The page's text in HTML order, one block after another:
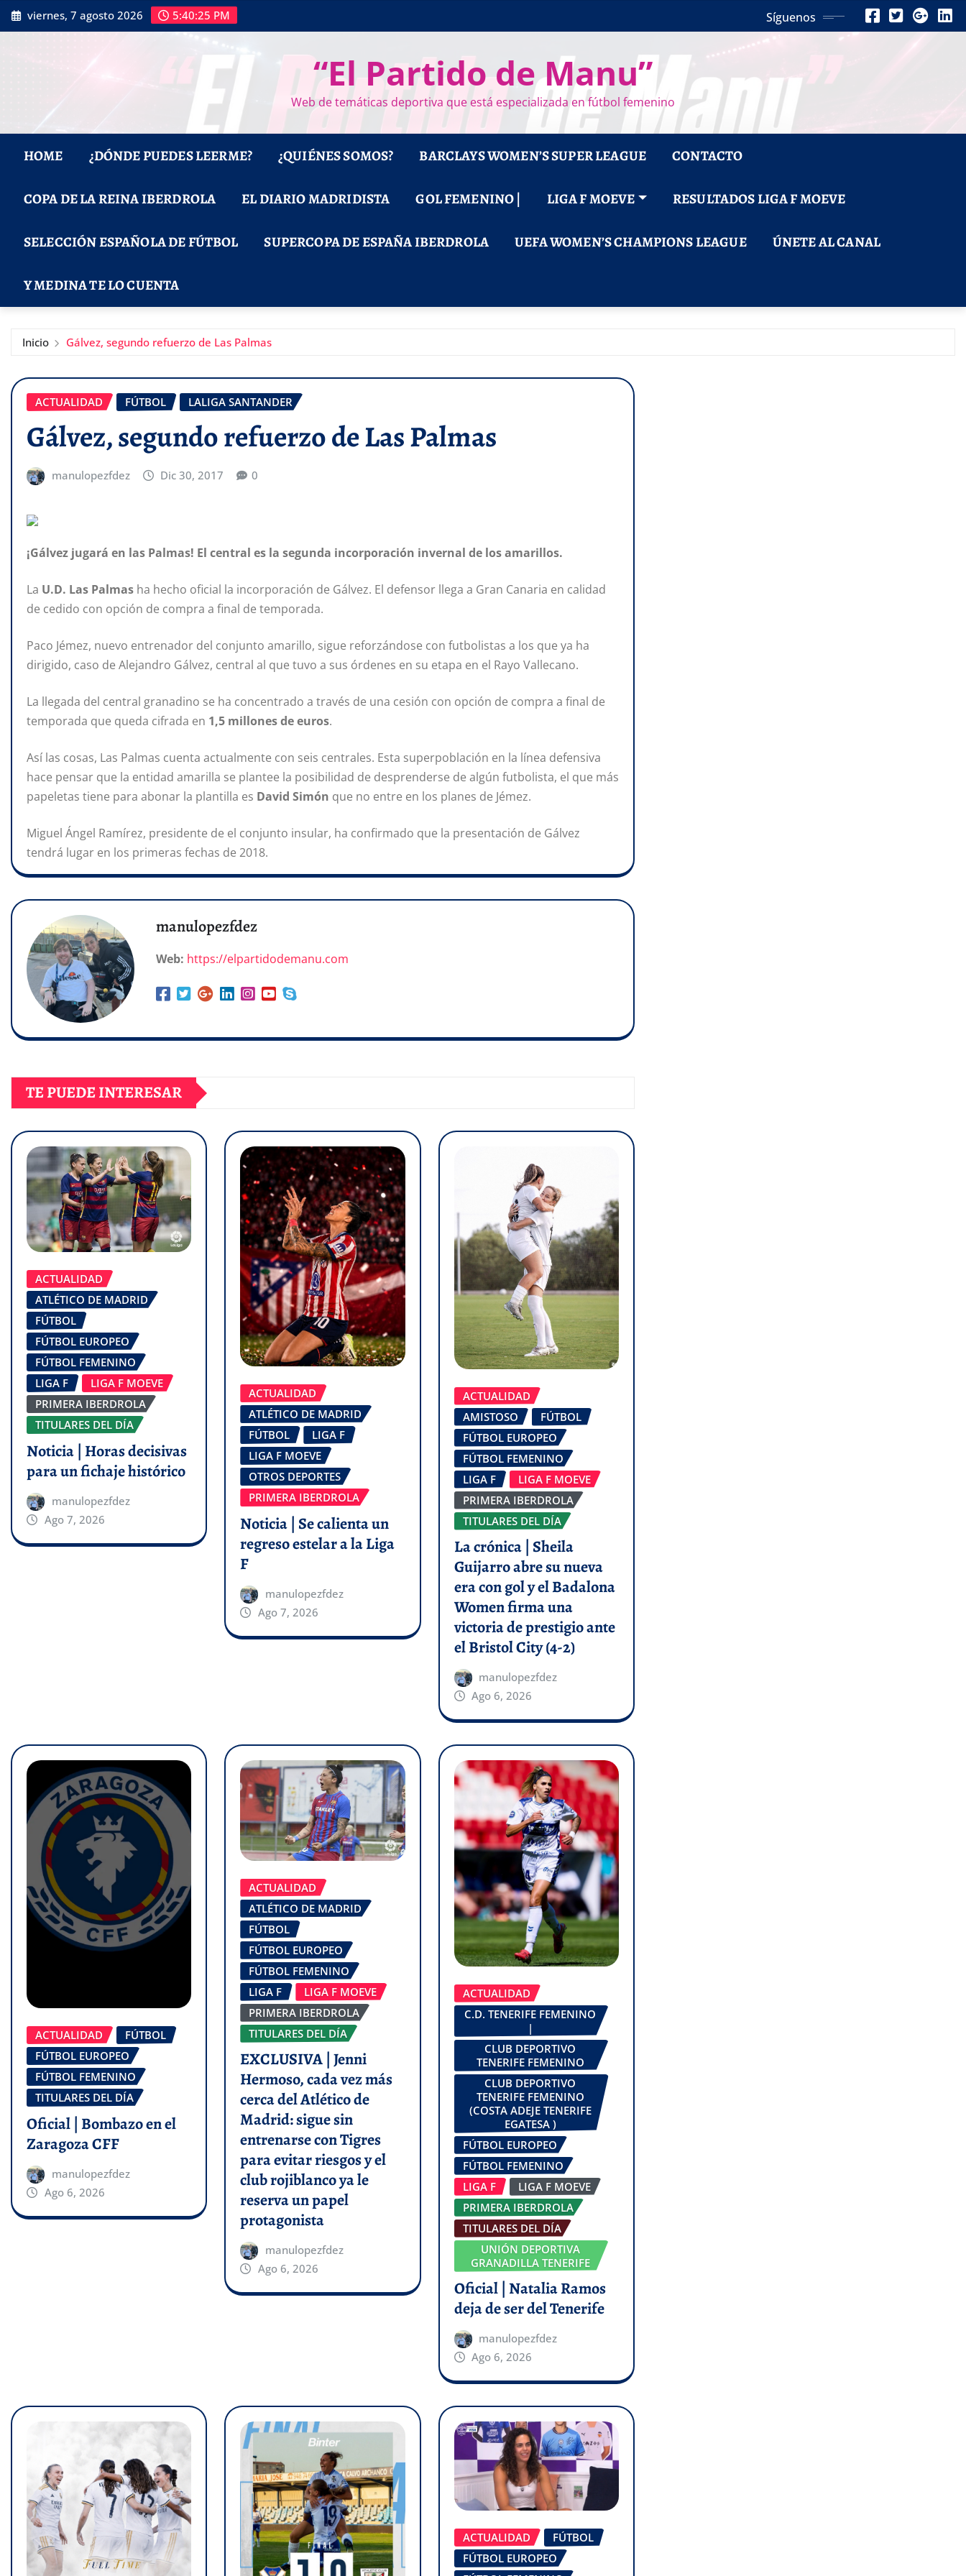
Saltar
al
viernes, 7 agosto 2026 5:40:26 PM Síguenos
“El Partido de Manu”
Web de temáticas deportiva que está especializada en fútbol femenino
HOME ¿DÓNDE PUEDES LEERME? ¿QUIÉNES SOMOS? BARCLAYS WOMEN’S SUPER LEAGUE CONTACTO
COPA DE LA REINA IBERDROLA EL DIARIO MADRIDISTA GOL FEMENINO | LIGA F MOEVE RESULTADOS LIGA F MOEVE
SELECCIÓN ESPAÑOLA DE FÚTBOL SUPERCOPA DE ESPAÑA IBERDROLA UEFA WOMEN’S CHAMPIONS LEAGUE ÚNETE AL CANAL
Y MEDINA TE LO CUENTA
Inicio Gálvez, segundo refuerzo de Las Palmas
ACTUALIDAD FÚTBOL LALIGA SANTANDER
Gálvez, segundo refuerzo de Las Palmas
manulopezfdez Dic 30, 2017 0
¡Gálvez jugará en las Palmas! El central es la segunda incorporación invernal de los amarillos.
La U.D. Las Palmas ha hecho oficial la incorporación de Gálvez. El defensor llega a Gran Canaria en calidad
de cedido con opción de compra a final de temporada.
Paco Jémez, nuevo entrenador del conjunto amarillo, sigue reforzándose con futbolistas a los que ya ha
dirigido, caso de Alejandro Gálvez, central al que tuvo a sus órdenes en su etapa en el Rayo Vallecano.
La llegada del central granadino se ha concentrado a través de una cesión con opción de compra a final de
temporada que queda cifrada en 1,5 millones de euros.
Así las cosas, Las Palmas cuenta actualmente con seis centrales. Esta superpoblación en la línea defensiva
hace pensar que la entidad amarilla se plantee la posibilidad de desprenderse de algún futbolista, el que más
papeletas tiene para abonar la plantilla es David Simón que no entre en los planes de Jémez.
Miguel Ángel Ramírez, presidente de el conjunto insular, ha confirmado que la presentación de Gálvez
tendrá lugar en los primeras fechas de 2018.
manulopezfdez
Web: https://elpartidodemanu.com
TE PUEDE INTERESAR
ACTUALIDAD
ATLÉTICO DE MADRID
FÚTBOL
FÚTBOL EUROPEO
FÚTBOL FEMENINO
LIGA F
LIGA F MOEVE
PRIMERA IBERDROLA
TITULARES DEL DÍA
Noticia | Horas decisivas
para un fichaje histórico
manulopezfdez
Ago 7, 2026
ACTUALIDAD
ATLÉTICO DE MADRID
FÚTBOL
LIGA F
LIGA F MOEVE
OTROS DEPORTES
PRIMERA IBERDROLA
Noticia | Se calienta un
regreso estelar a la Liga
F
manulopezfdez
Ago 7, 2026
ACTUALIDAD
AMISTOSO
FÚTBOL
FÚTBOL EUROPEO
FÚTBOL FEMENINO
LIGA F
LIGA F MOEVE
PRIMERA IBERDROLA
TITULARES DEL DÍA
La crónica | Sheila
Guijarro abre su nueva
era con gol y el Badalona
Women firma una
victoria de prestigio ante
el Bristol City (4-2)
manulopezfdez
Ago 6, 2026
ACTUALIDAD
FÚTBOL
FÚTBOL EUROPEO
FÚTBOL FEMENINO
TITULARES DEL DÍA
Oficial | Bombazo en el
Zaragoza CFF
manulopezfdez
Ago 6, 2026
ACTUALIDAD
ATLÉTICO DE MADRID
FÚTBOL
FÚTBOL EUROPEO
FÚTBOL FEMENINO
LIGA F
LIGA F MOEVE
PRIMERA IBERDROLA
TITULARES DEL DÍA
EXCLUSIVA | Jenni
Hermoso, cada vez más
cerca del Atlético de
Madrid: sigue sin
entrenarse con Tigres
para evitar riesgos y el
club rojiblanco ya le
reserva un papel
protagonista
manulopezfdez
Ago 6, 2026
ACTUALIDAD
C.D. TENERIFE FEMENINO
|
CLUB DEPORTIVO
TENERIFE FEMENINO
CLUB DEPORTIVO
TENERIFE FEMENINO
(COSTA ADEJE TENERIFE
EGATESA )
FÚTBOL EUROPEO
FÚTBOL FEMENINO
LIGA F
LIGA F MOEVE
PRIMERA IBERDROLA
TITULARES DEL DÍA
UNIÓN DEPORTIVA
GRANADILLA TENERIFE
Oficial | Natalia Ramos
deja de ser del Tenerife
manulopezfdez
Ago 6, 2026
ACTUALIDAD
FÚTBOL
FÚTBOL EUROPEO